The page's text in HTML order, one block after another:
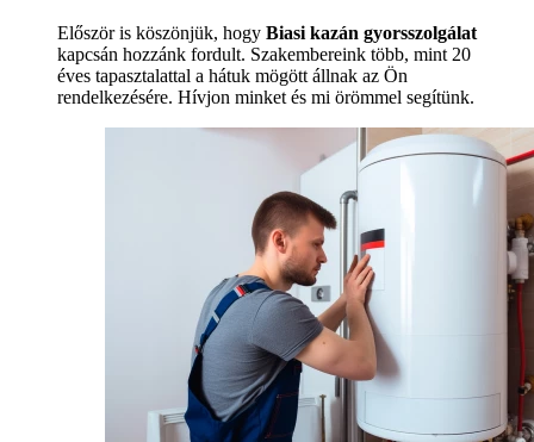
Először is köszönjük, hogy Biasi kazán gyorsszolgálat
kapcsán hozzánk fordult. Szakembereink több, mint 20
éves tapasztalattal a hátuk mögött állnak az Ön
rendelkezésére. Hívjon minket és mi örömmel segítünk.